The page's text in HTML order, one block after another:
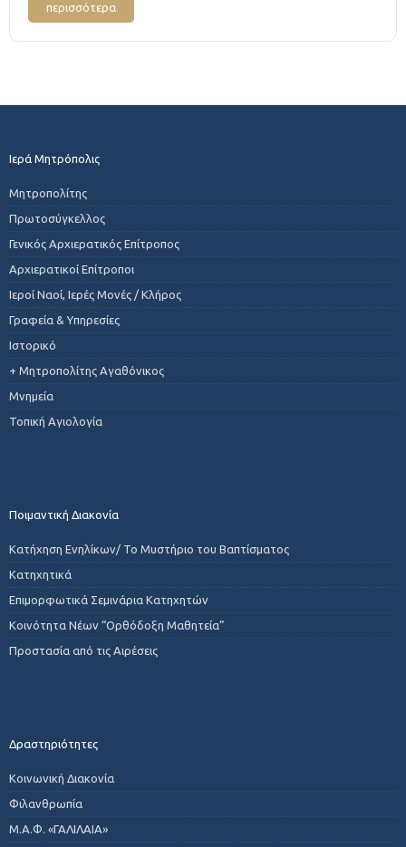
περισσότερα
Ιερά Μητρόπολις
Μητροπολίτης
Πρωτοσύγκελλος
Γενικός Αρχιερατικός Επίτροπος
Αρχιερατικοί Επίτροποι
Ιεροί Ναοί, Ιερές Μονές / Κλήρος
Γραφεία & Υπηρεσίες
Ιστορικό
+ Μητροπολίτης Αγαθόνικος
Μνημεία
Τοπική Αγιολογία
Ποιμαντική Διακονία
Κατήχηση Ενηλίκων/ Το Μυστήριο του Βαπτίσματος
Κατηχητικά
Επιμορφωτικά Σεμινάρια Κατηχητών
Κοινότητα Νέων “Ορθόδοξη Μαθητεία”
Προστασία από τις Αιρέσεις
Δραστηριότητες
Κοινωνική Διακονία
Φιλανθρωπία
Μ.Α.Φ. «ΓΑΛΙΛΑΙΑ»